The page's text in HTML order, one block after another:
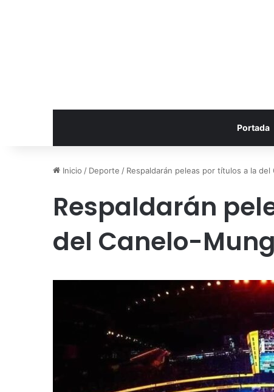
Portada
Inicio / Deporte / Respaldarán peleas por títulos a la del
Respaldarán
del Canelo-